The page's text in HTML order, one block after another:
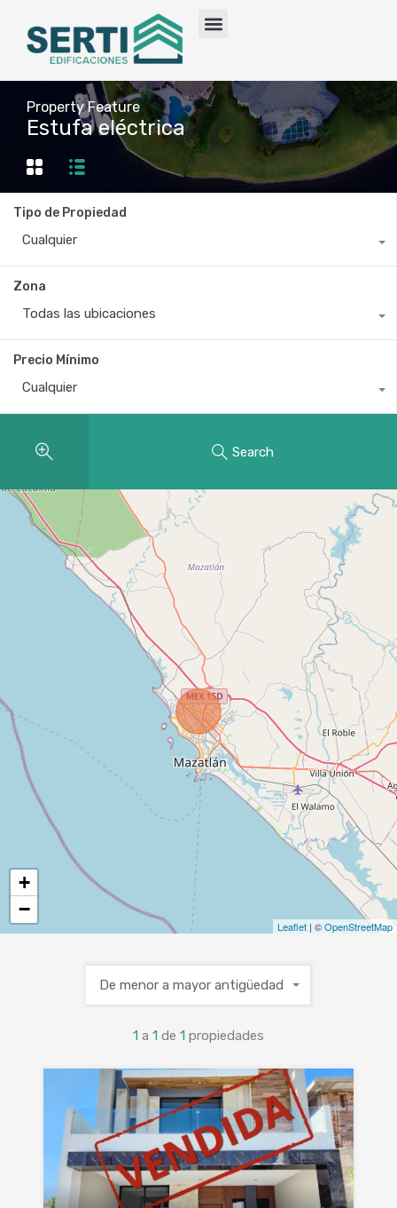
Property Feature
Estufa eléctrica
Tipo de Propiedad
Cualquier
Zona
Todas las ubicaciones
Precio Mínimo
Cualquier
Search
+
−
Leaflet | ©OpenStreetMap
1 a 1 de 1 propiedades
De menor a mayor antigüedad